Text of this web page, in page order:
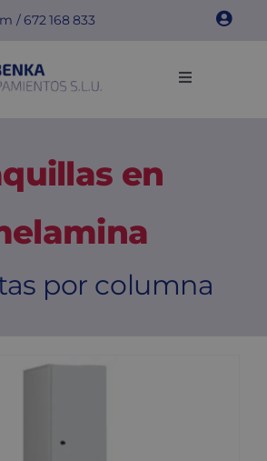
/672 168 833
Toggle
en
por columna